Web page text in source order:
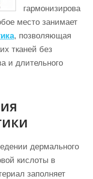
гармонизирова
место занимает
, позволяющая
тканей без
и длительного
дермального
кислоты в
заполняет